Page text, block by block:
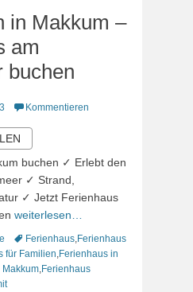
in Makkum –
am
buchen
Kommentieren
buchen ✓ Erlebt den
✓ Strand,
✓ Jetzt Ferienhaus
weiterlesen…
Schlagworte
Ferienhaus Ferienhaus
für Familien Ferienhaus in
Makkum Ferienhaus